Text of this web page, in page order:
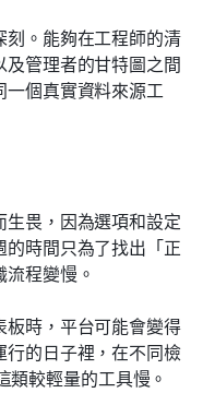
。能夠在工程師的清
管理者的甘特圖之間
個真實資料來源工
畏，因為選項和設定
時間只為了找出「正
程變慢。
時，平台可能會變得
的日子裡，在不同檢
較輕量的工具慢。